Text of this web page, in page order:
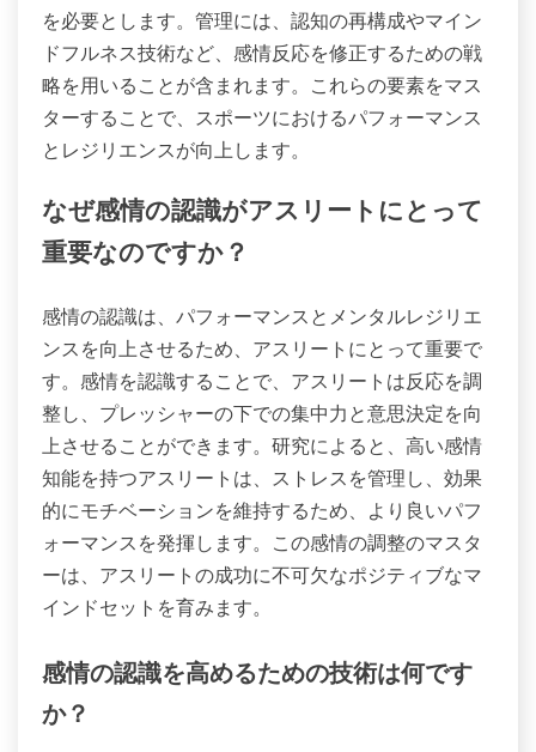
を必要とします。管理には、認知の再構成やマイン
ドフルネス技術など、感情反応を修正するための戦
略を用いることが含まれます。これらの要素をマス
ターすることで、スポーツにおけるパフォーマンス
とレジリエンスが向上します。
なぜ感情の認識がアスリートにとって
重要なのですか？
感情の認識は、パフォーマンスとメンタルレジリエ
ンスを向上させるため、アスリートにとって重要で
す。感情を認識することで、アスリートは反応を調
整し、プレッシャーの下での集中力と意思決定を向
上させることができます。研究によると、高い感情
知能を持つアスリートは、ストレスを管理し、効果
的にモチベーションを維持するため、より良いパフ
ォーマンスを発揮します。この感情の調整のマスタ
ーは、アスリートの成功に不可欠なポジティブなマ
インドセットを育みます。
感情の認識を高めるための技術は何です
か？